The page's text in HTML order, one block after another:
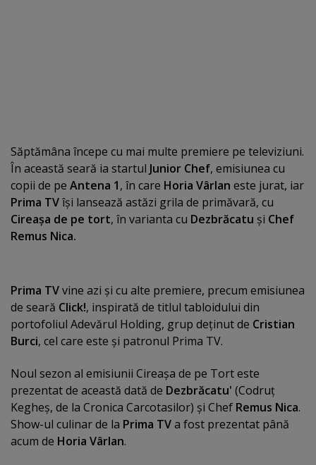
Săptămâna începe cu mai multe premiere pe televiziuni.
În această seară ia startul Junior Chef, emisiunea cu
copii de pe Antena 1, în care Horia Vârlan este jurat, iar
Prima TVîşi lansează astăzi grila de primăvară, cu
Cireaşa de pe tort, în varianta cu Dezbrăcatu şi Chef
Remus Nica.
Prima TVvine azi şi cu alte premiere, precum emisiunea
de seară Click!, inspirată de titlul tabloidului din
portofoliul Adevărul Holding, grup deţinut de Cristian
Burci, cel care este şi patronul Prima TV.
Noul sezon al emisiunii Cireaşa de pe Tort este
prezentat de această dată de Dezbrăcatu' (Codruţ
Kegheş, de la Cronica Carcotasilor) şi Chef Remus Nica.
Show-ul culinar de la Prima TVa fost prezentat până
acum de Horia Vârlan.